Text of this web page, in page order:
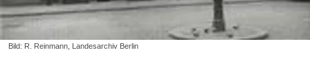
Bild: R. Reinmann, Landesarchiv Berlin